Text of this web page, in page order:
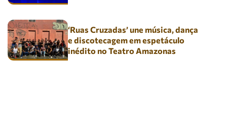
‘Ruas Cruzadas’ une música, dança
e discotecagem em espetáculo
inédito no Teatro Amazonas